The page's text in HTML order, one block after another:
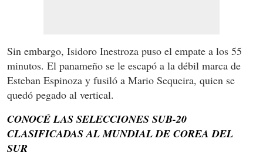
Sin embargo, Isidoro Inestroza puso el empate a los 55
minutos. El panameño se le escapó a la débil marca de
Esteban Espinoza y fusiló a Mario Sequeira, quien se
quedó pegado al vertical.
CONOCÉ LAS SELECCIONES SUB-20
CLASIFICADAS AL MUNDIAL DE COREA DEL
SUR